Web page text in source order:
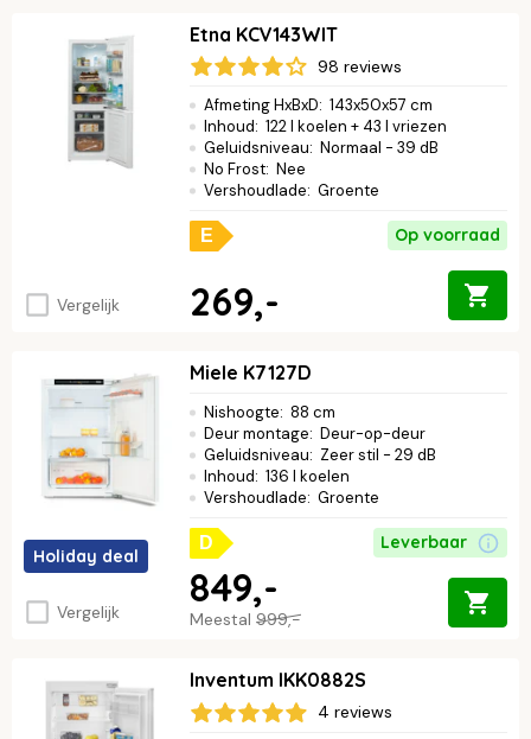
Vergelijk
Etna KCV143WIT
98 reviews
Afmeting HxBxD: 143x50x57 cm
Inhoud: 122 l koelen + 43 l vriezen
Geluidsniveau: Normaal - 39 dB
No Frost: Nee
Vershoudlade: Groente
E Op voorraad
269,-
Holiday deal
Vergelijk
Miele K7127D
Nishoogte: 88 cm
Deur montage: Deur-op-deur
Geluidsniveau: Zeer stil - 29 dB
Inhoud: 136 l koelen
Vershoudlade: Groente
D Leverbaar
Meestal 999,-
849,-
Inventum IKK0882S
4 reviews